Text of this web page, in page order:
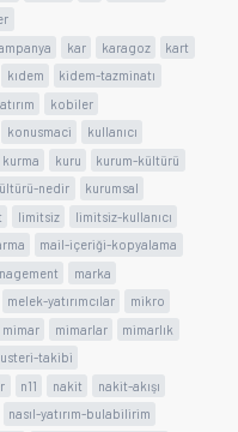
kar karagoz
kart
kıdem
kidem-tazminatı
kobiler
konusmaci
kullanıcı
kurma kuru
kurum-kültürü
nedir
kurumsal
limitsiz
limitsiz-kullanıcı
mail-içeriği-kopyalama
marka
melek-yatırımcılar
mikro
mimar mimarlar
mimarlık
takibi
n11 nakit
nakit-akışı
nasıl-yatırım-bulabilirim